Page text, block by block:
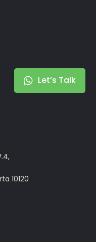
Let’s Talk
10120